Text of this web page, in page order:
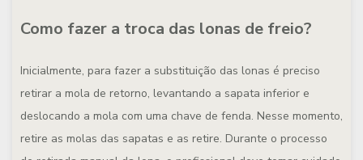
Como fazer a troca das lonas de freio?
Inicialmente, para fazer a substituição das lonas é preciso
retirar a mola de retorno, levantando a sapata inferior e
deslocando a mola com uma chave de fenda. Nesse momento,
retire as molas das sapatas e as retire. Durante o processo